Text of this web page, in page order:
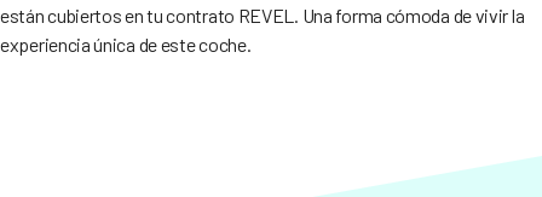
están cubiertos en tu contrato REVEL. Una forma cómoda de vivir la
experiencia única de este coche.